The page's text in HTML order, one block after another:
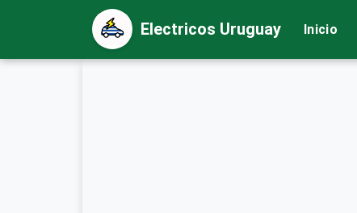
Electricos Uruguay Inicio